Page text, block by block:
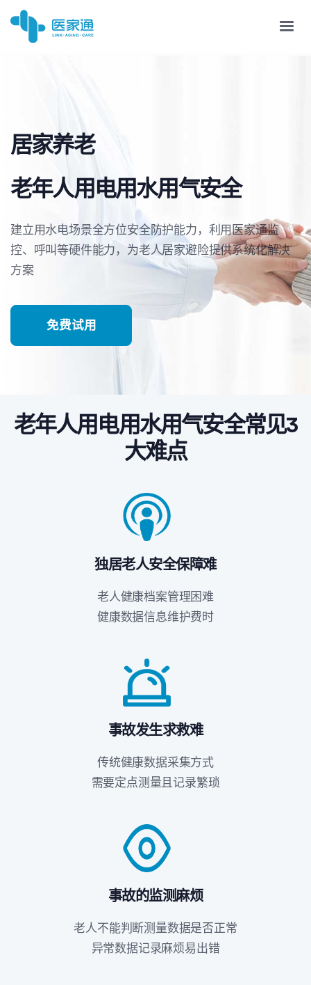
居家养老
老年人用电用水用气安全
建立用水电场景全方位安全防护能力，利用医家通监
控、呼叫等硬件能力，为老人居家避险提供系统化解决
方案
免费试用
老年人用电用水用气安全常见3
大难点
独居老人安全保障难
老人健康档案管理困难
健康数据信息维护费时
事故发生求救难
传统健康数据采集方式
需要定点测量且记录繁琐
事故的监测麻烦
老人不能判断测量数据是否正常
异常数据记录麻烦易出错